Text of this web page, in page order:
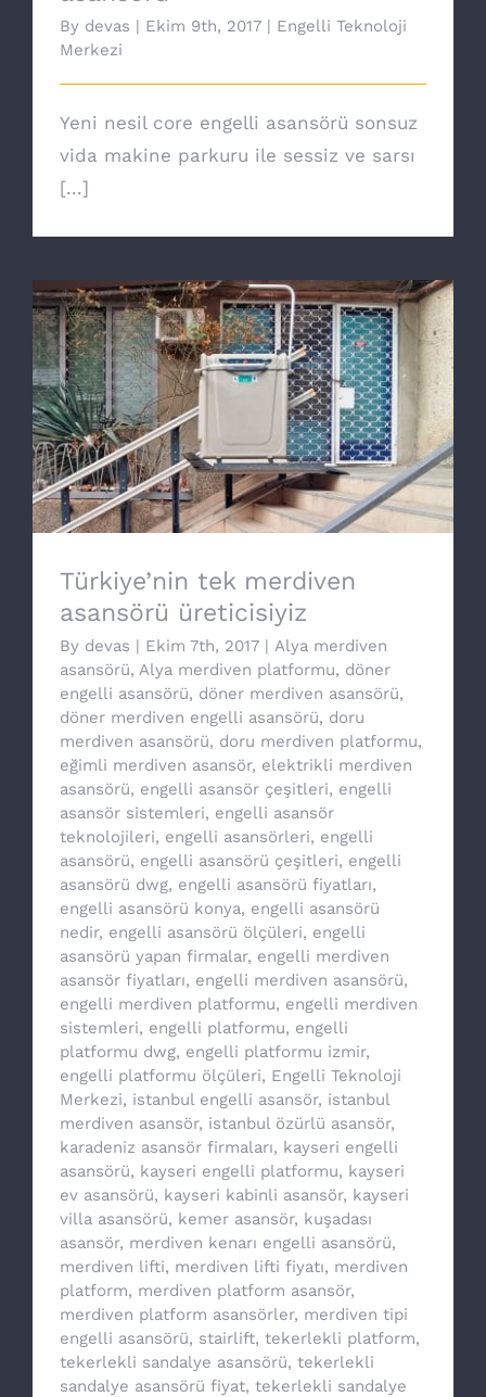
By devas | Ekim 9th, 2017 | Engelli Teknoloji
Merkezi
Yeni nesil core engelli asansörü sonsuz
vida makine parkuru ile sessiz ve sarsı
[...]
Türkiye’nin tek merdiven asansörü
üreticisiyiz
Türkiye’nin tek merdiven
asansörü üreticisiyiz
By devas | Ekim 7th, 2017 | Alya merdiven
asansörü, Alya merdiven platformu, döner
engelli asansörü, döner merdiven asansörü,
döner merdiven engelli asansörü, doru
merdiven asansörü, doru merdiven platformu,
eğimli merdiven asansör, elektrikli merdiven
asansörü, engelli asansör çeşitleri, engelli
asansör sistemleri, engelli asansör
teknolojileri, engelli asansörleri, engelli
asansörü, engelli asansörü çeşitleri, engelli
asansörü dwg, engelli asansörü fiyatları,
engelli asansörü konya, engelli asansörü
nedir, engelli asansörü ölçüleri, engelli
asansörü yapan firmalar, engelli merdiven
asansör fiyatları, engelli merdiven asansörü,
engelli merdiven platformu, engelli merdiven
sistemleri, engelli platformu, engelli
platformu dwg, engelli platformu izmir,
engelli platformu ölçüleri, Engelli Teknoloji
Merkezi, istanbul engelli asansör, istanbul
merdiven asansör, istanbul özürlü asansör,
karadeniz asansör firmaları, kayseri engelli
asansörü, kayseri engelli platformu, kayseri
ev asansörü, kayseri kabinli asansör, kayseri
villa asansörü, kemer asansör, kuşadası
asansör, merdiven kenarı engelli asansörü,
merdiven lifti, merdiven lifti fiyatı, merdiven
platform, merdiven platform asansör,
merdiven platform asansörler, merdiven tipi
engelli asansörü, stairlift, tekerlekli platform,
tekerlekli sandalye asansörü, tekerlekli
sandalye asansörü fiyat, tekerlekli sandalye